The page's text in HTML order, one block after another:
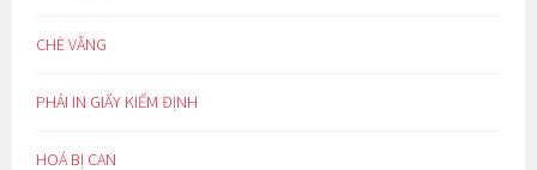
CHÈ VẰNG
PHẢI IN GIẤY KIỂM ĐỊNH
HOÁ BỊ CAN